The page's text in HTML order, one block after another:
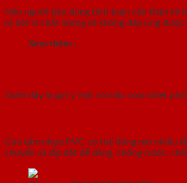
Nếu người tiêu dùng tính toán cẩn thận kỹ
rẻ bởi vì chất lượng sẽ không đáp ứng được
Xem thêm :
Dưới đây là gợi ý một số mẫu cửa toilet
Cửa tấm nhựa PVC có thể đóng mở nhiều
chuyển và lắp đặt dễ dàng, chống nước,